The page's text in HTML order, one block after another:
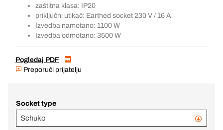
zaštitna klasa: IP20
priključni utikač: Earthed socket 230 V / 16 A
Izvedba namotano: 1100 W
Izvedba odmotano: 3500 W
Pogledaj PDF
Preporuči prijatelju
Socket type
Schuko